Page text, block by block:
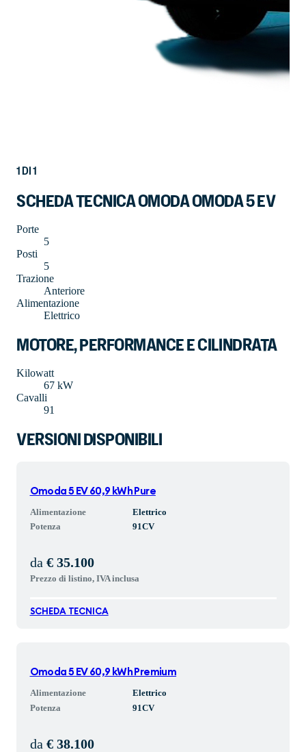
1DI1
SCHEDA TECNICA OMODA OMODA 5 EV
Porte
5
Posti
5
Trazione
Anteriore
Alimentazione
Elettrico
MOTORE, PERFORMANCE E CILINDRATA
Kilowatt
67 kW
Cavalli
91
VERSIONI DISPONIBILI
Omoda 5 EV 60,9 kWh Pure
Alimentazione
Elettrico
Potenza
91CV
da € 35.100
Prezzo di listino, IVA inclusa
SCHEDA TECNICA
Omoda 5 EV 60,9 kWh Premium
Alimentazione
Elettrico
Potenza
91CV
da € 38.100